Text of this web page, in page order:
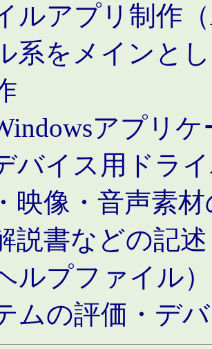
ルアプリ制作
系をメインと
アプリ
バイス用ドラ
映像・音声素
説書などの記
ルプファイル）
ムの評価・デ